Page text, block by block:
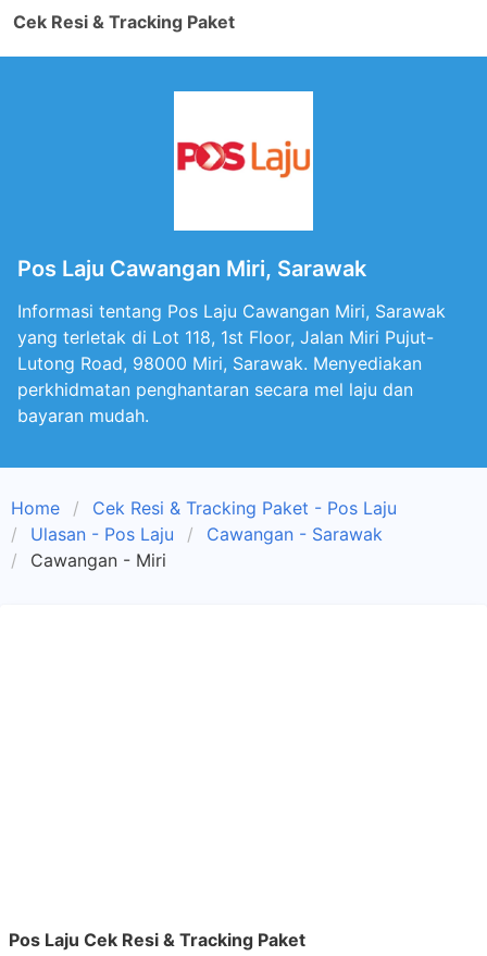
Cek Resi & Tracking Paket
Pos Laju Cawangan Miri, Sarawak
Informasi tentang Pos Laju Cawangan Miri, Sarawak
yang terletak di Lot 118, 1st Floor, Jalan Miri Pujut-
Lutong Road, 98000 Miri, Sarawak. Menyediakan
perkhidmatan penghantaran secara mel laju dan
bayaran mudah.
Home
Cek Resi & Tracking Paket - Pos Laju
Ulasan - Pos Laju
Cawangan - Sarawak
Cawangan - Miri
Pos Laju Cek Resi & Tracking Paket